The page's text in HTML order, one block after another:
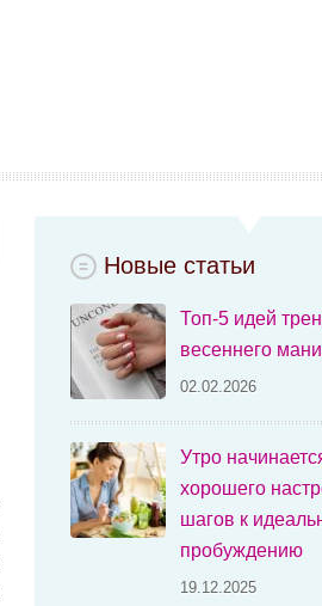
Новые статьи
Топ-5 идей
весеннего
02.02.2026
Утро
хорошего
шагов к
пробуждению
19.12.2025